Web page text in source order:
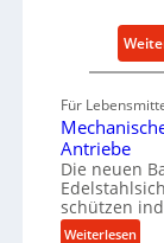
Für
Antriebe
Die neuen
schützen
Weiterlesen: